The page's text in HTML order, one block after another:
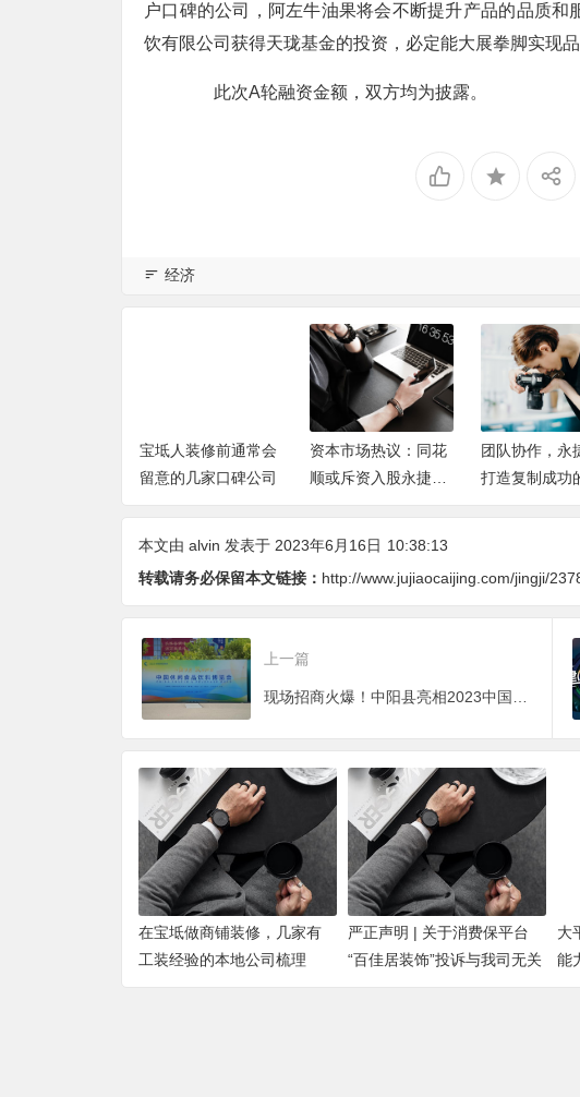
户口碑的公司，阿左牛油果将会不断提升产品的品质
饮有限公司获得天珑基金的投资，必定能大展拳脚实现品
此次A轮融资金额，双方均为披露。
经济
宝坻人装修前通常会
留意的几家口碑公司
资本市场热议：同花
顺或斥资入股永捷量
化20%
团队协作，永
打造复制成功
本文由 alvin 发表于 2023年6月16日 10:38:13
转载请务必保留本文链接： http://www.jujiaocaijing.com/jingji/
上一篇
在宝坻做商铺装修，几家有
工装经验的本地公司梳理
严正声明 | 关于消费保平台
“百佳居装饰”投诉与我司无关
的澄清
大
能